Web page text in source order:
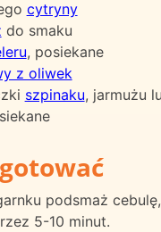
cytryny
do smaku
, posiekane
z oliwek
szpinaku, jarmużu
podsmaż
5-10 minut.